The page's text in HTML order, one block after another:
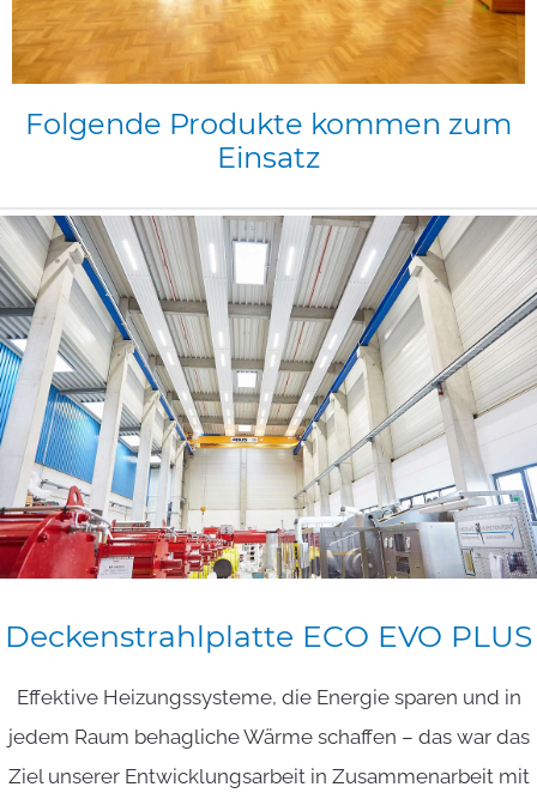
Folgende Produkte kommen zum
Einsatz
Deckenstrahlplatte ECO EVO PLUS
Effektive Heizungssysteme, die Energie sparen und in
jedem Raum behagliche Wärme schaffen – das war das
Ziel unserer Entwicklungsarbeit in Zusammenarbeit mit